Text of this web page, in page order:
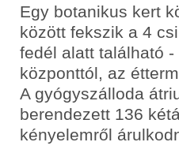
Egy botanikus kert
között fekszik a 4
fedél alatt található
központtól, az
A gyógyszálloda
berendezett 136
kényelemről